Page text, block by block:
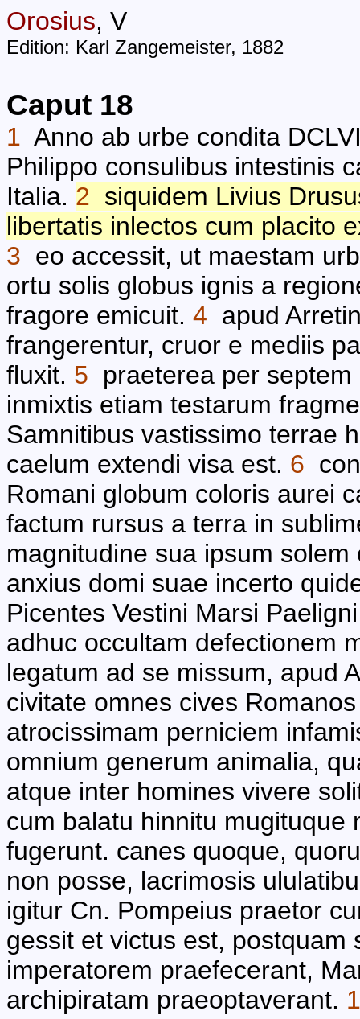
Orosius, V
Edition: Karl Zangemeister, 1882
Caput 18
1 Anno ab urbe condita
Philippo consulibus intestinis
Italia. 2 siquidem Livius
libertatis inlectos cum placito
3 eo accessit, ut maestam
ortu solis globus ignis a
fragore emicuit. 4 apud
frangerentur, cruor e mediis
fluxit. 5 praeterea per
inmixtis etiam testarum
Samnitibus vastissimo terrae
caelum extendi visa est. 6
Romani globum coloris aurei
factum rursus a terra in
magnitudine sua ipsum
anxius domi suae incerto
Picentes Vestini Marsi
adhuc occultam defectionem
legatum ad se missum, apud
civitate omnes cives
atrocissimam perniciem
omnium generum animalia,
atque inter homines vivere
cum balatu hinnitu mugituque
fugerunt. canes quoque,
non posse, lacrimosis
igitur Cn. Pompeius praetor
gessit et victus est, postquam
imperatorem praefecerant,
archipiratam praeoptaverant.